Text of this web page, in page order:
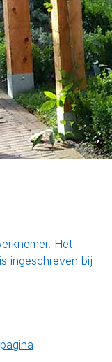
Het
ingeschreven bij